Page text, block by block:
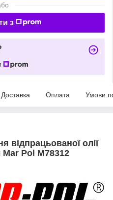
з
Доставка Оплата Умови
відпрацьованої олії
Pol M78312